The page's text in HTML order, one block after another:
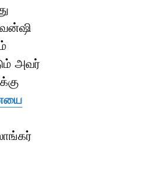
அவர்